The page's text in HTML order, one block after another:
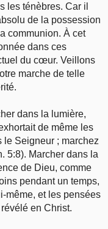
les ténèbres. Car il
de la possession
communion. À cet
dans ces
du cœur. Veillons
marche de telle
dans la lumière,
de même les
le Seigneur ; marchez
5:8). Marcher dans la
de Dieu, comme
pendant un temps,
même, et les pensées
en Christ.